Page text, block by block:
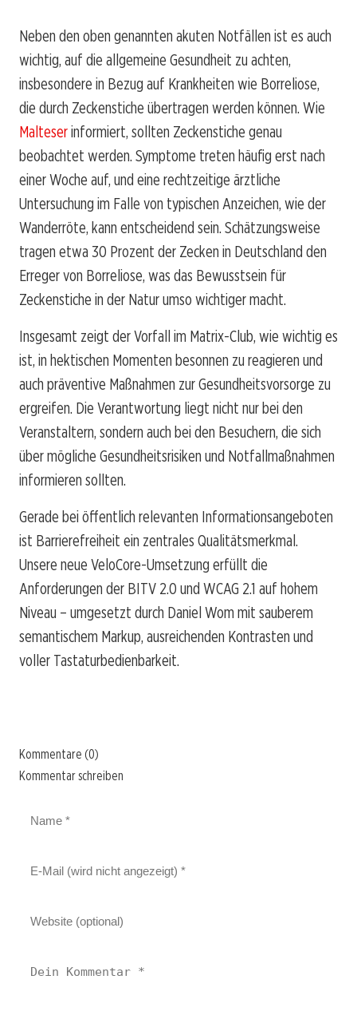
Neben den oben genannten akuten Notfällen ist es auch
wichtig, auf die allgemeine Gesundheit zu achten,
insbesondere in Bezug auf Krankheiten wie Borreliose,
die durch Zeckenstiche übertragen werden können. Wie
Malteserinformiert, sollten Zeckenstiche genau
beobachtet werden. Symptome treten häufig erst nach
einer Woche auf, und eine rechtzeitige ärztliche
Untersuchung im Falle von typischen Anzeichen, wie der
Wanderröte, kann entscheidend sein. Schätzungsweise
tragen etwa 30 Prozent der Zecken in Deutschland den
Erreger von Borreliose, was das Bewusstsein für
Zeckenstiche in der Natur umso wichtiger macht.
Insgesamt zeigt der Vorfall im Matrix-Club, wie wichtig es
ist, in hektischen Momenten besonnen zu reagieren und
auch präventive Maßnahmen zur Gesundheitsvorsorge zu
ergreifen. Die Verantwortung liegt nicht nur bei den
Veranstaltern, sondern auch bei den Besuchern, die sich
über mögliche Gesundheitsrisiken und Notfallmaßnahmen
informieren sollten.
Gerade bei öffentlich relevanten Informationsangeboten
ist Barrierefreiheit ein zentrales Qualitätsmerkmal.
Unsere neue VeloCore-Umsetzung erfüllt die
Anforderungen der BITV 2.0 und WCAG 2.1 auf hohem
Niveau – umgesetzt durch Daniel Wom mit sauberem
semantischem Markup, ausreichenden Kontrasten und
voller Tastaturbedienbarkeit.
Kommentare (0)
Kommentar schreiben